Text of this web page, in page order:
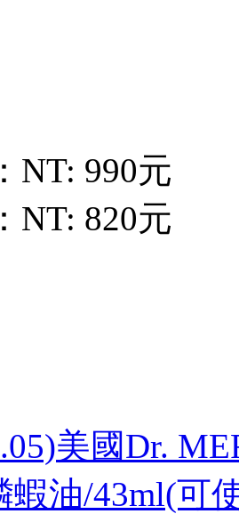
NT: 990元
NT: 820元
美國Dr.
蝦油/43ml(可